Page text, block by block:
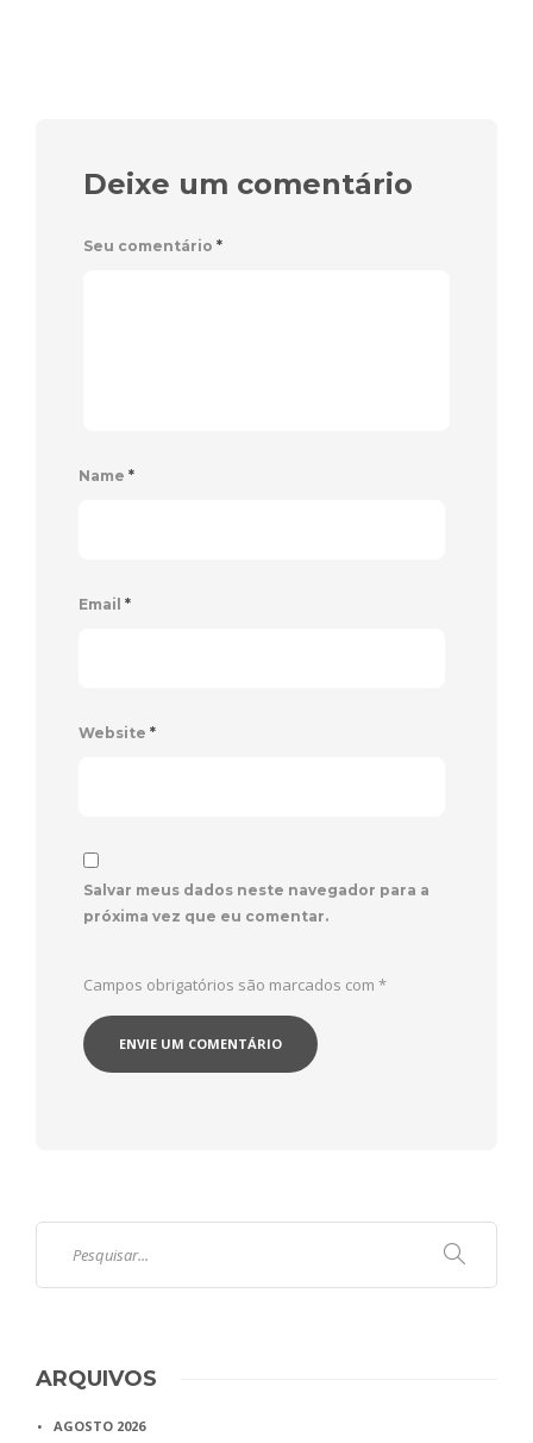
Deixe um comentário
Seu comentário *
Name *
Email *
Website *
Salvar meus dados neste navegador para a
próxima vez que eu comentar.
Campos obrigatórios são marcados com *
ARQUIVOS
AGOSTO 2026